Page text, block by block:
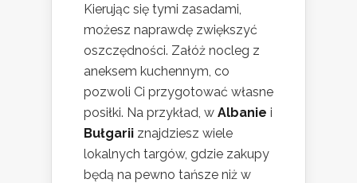
Kierując się tymi zasadami,
możesz naprawdę zwiększyć
oszczędności. Załóż nocleg z
aneksem kuchennym, co
pozwoli Ci przygotować własne
posiłki. Na przykład, w Albanie i
Bułgarii znajdziesz wiele
lokalnych targów, gdzie zakupy
będą na pewno tańsze niż w